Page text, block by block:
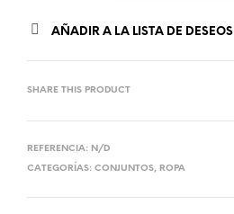
AÑADIR A LA LISTA DE DESEOS
SHARE THIS PRODUCT
REFERENCIA: N/D
CATEGORÍAS: CONJUNTOS, ROPA